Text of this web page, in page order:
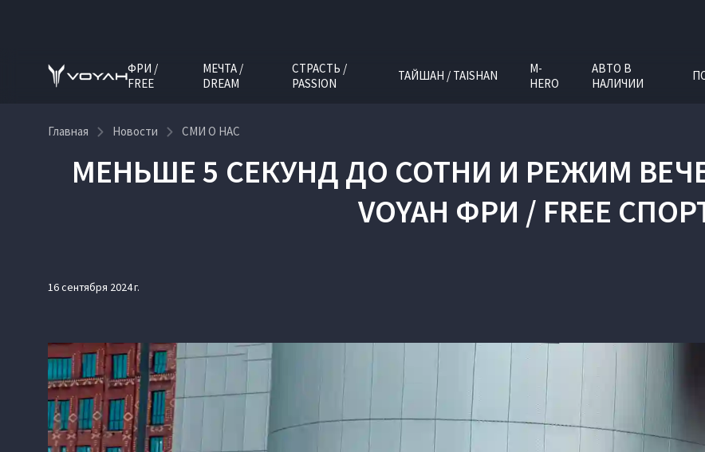
ФРИ /
FREE
МЕЧТА /
DREAM
СТРАСТЬ /
PASSION
ТАЙШАН / TAISHAN
M-
HERO
АВТО В
НАЛИЧИИ
Главная Новости СМИ О НАС
МЕНЬШЕ 5 СЕКУНД ДО СОТНИ И РЕЖИМ
VOYAH ФРИ / FREE
16 сентября 2024 г.